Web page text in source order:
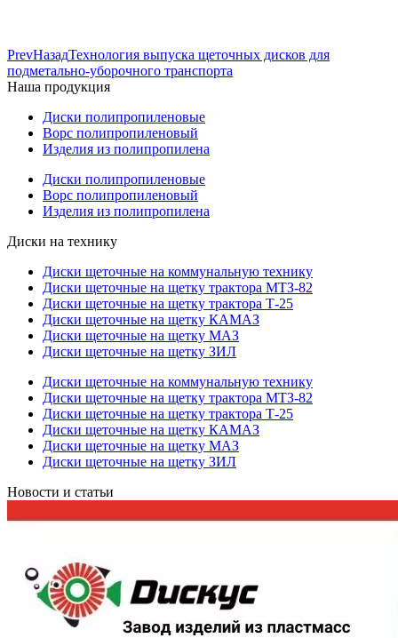
PrevНазадТехнология выпуска щеточных дисков для
подметально-уборочного транспорта
Наша продукция
Диски полипропиленовые
Ворс полипропиленовый
Изделия из полипропилена
Диски полипропиленовые
Ворс полипропиленовый
Изделия из полипропилена
Диски на технику
Диски щеточные на коммунальную технику
Диски щеточные на щетку трактора МТЗ-82
Диски щеточные на щетку трактора Т-25
Диски щеточные на щетку КАМАЗ
Диски щеточные на щетку МАЗ
Диски щеточные на щетку ЗИЛ
Диски щеточные на коммунальную технику
Диски щеточные на щетку трактора МТЗ-82
Диски щеточные на щетку трактора Т-25
Диски щеточные на щетку КАМАЗ
Диски щеточные на щетку МАЗ
Диски щеточные на щетку ЗИЛ
Новости и статьи